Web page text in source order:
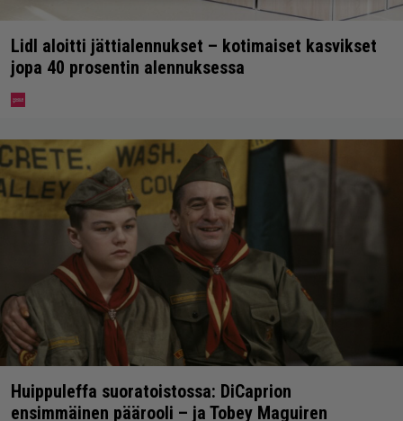
Lidl aloitti jättialennukset – kotimaiset kasvikset
jopa 40 prosentin alennuksessa
Huippuleffa suoratoistossa: DiCaprion
ensimmäinen päärooli – ja Tobey Maguiren